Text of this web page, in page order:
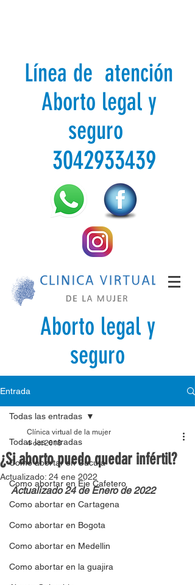
Línea de atención
Aborto legal y
seguro
3042933439
Aborto legal y
seguro
Entrada
Todas las entradas
Como abortar en Cucuta
Como abortar en Eje Cafetero
Como abortar en Cartagena
Como abortar en Bogota
Como abortar en Medellin
Como abortar en la guajira
Todas las entradas
¿Si aborto puedo quedar infértil?
Clínica virtual de la mujer
4 oct 2018
Actualizado: 24 ene 2022
Actualizado 24 de Enero de 2022